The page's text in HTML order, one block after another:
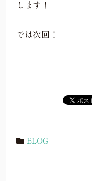
します！
では次回！
BLOG